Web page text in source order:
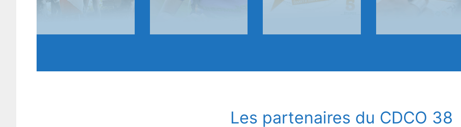
Les partenaires du CDCO 38